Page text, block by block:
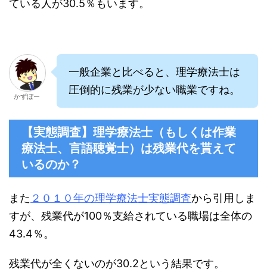
ている人が30.5％もいます。
かずぼー
一般企業と比べると、理学療法士は
圧倒的に残業が少ない職業ですね。
【実態調査】理学療法士（もしくは作業
療法士、言語聴覚士）は残業代を貰えて
いるのか？
また ２０１０年の理学療法士実態調査から引用しま
すが、残業代が100％支給されている職場は全体の
43.4％。
残業代が全くないのが30.2という結果です。